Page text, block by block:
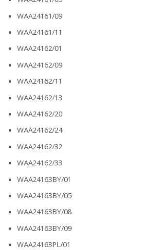
WAA24161/09
WAA24161/11
WAA24162/01
WAA24162/09
WAA24162/11
WAA24162/13
WAA24162/20
WAA24162/24
WAA24162/32
WAA24162/33
WAA24163BY/01
WAA24163BY/05
WAA24163BY/08
WAA24163BY/09
WAA24163PL/01